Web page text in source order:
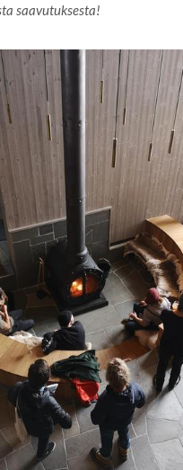
saavutuksesta!